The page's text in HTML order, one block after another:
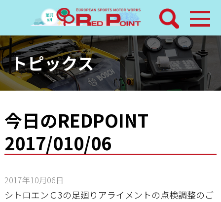
検索
ホーム
トピックス
レッドポイントパーツ
店舗案内
トピックス
今日のREDPOINT
2017/010/06
2017年10月06日
シトロエンＣ3の足廻りアライメントの点検調整のご